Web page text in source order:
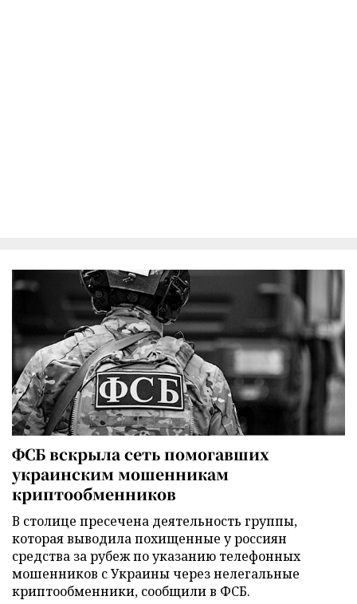
ФСБ вскрыла сеть помогавших
украинским мошенникам
криптообменников
В столице пресечена деятельность группы,
которая выводила похищенные у россиян
средства за рубеж по указанию телефонных
мошенников с Украины через нелегальные
криптообменники, сообщили в ФСБ.